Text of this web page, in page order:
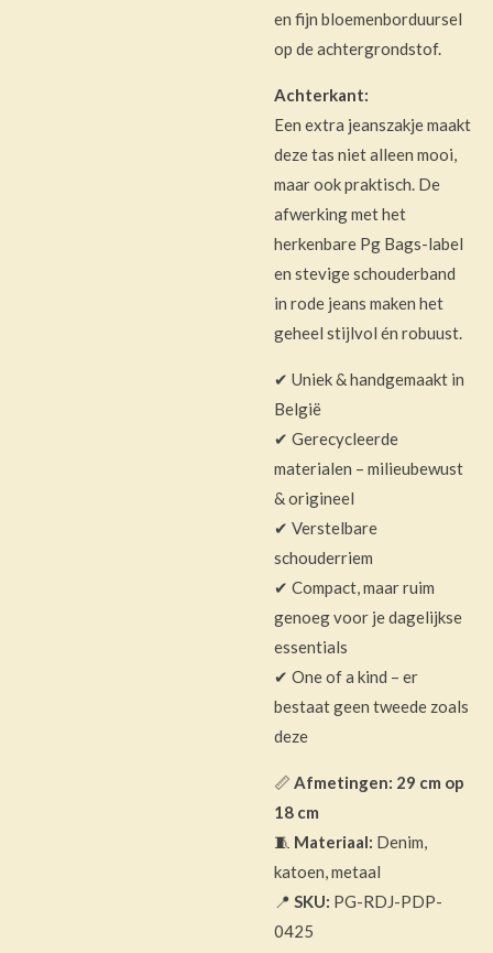
en fijn bloemenborduursel
op de achtergrondstof.
Achterkant:
Een extra jeanszakje maakt
deze tas niet alleen mooi,
maar ook praktisch. De
afwerking met het
herkenbare Pg Bags-label
en stevige schouderband
in rode jeans maken het
geheel stijlvol én robuust.
✔ Uniek & handgemaakt in
België
✔ Gerecycleerde
materialen – milieubewust
& origineel
✔ Verstelbare
schouderriem
✔ Compact, maar ruim
genoeg voor je dagelijkse
essentials
✔ One of a kind – er
bestaat geen tweede zoals
deze
📏 Afmetingen: 29 cm op
18 cm
🧵 Materiaal: Denim,
katoen, metaal
📍 SKU: PG-RDJ-PDP-
0425